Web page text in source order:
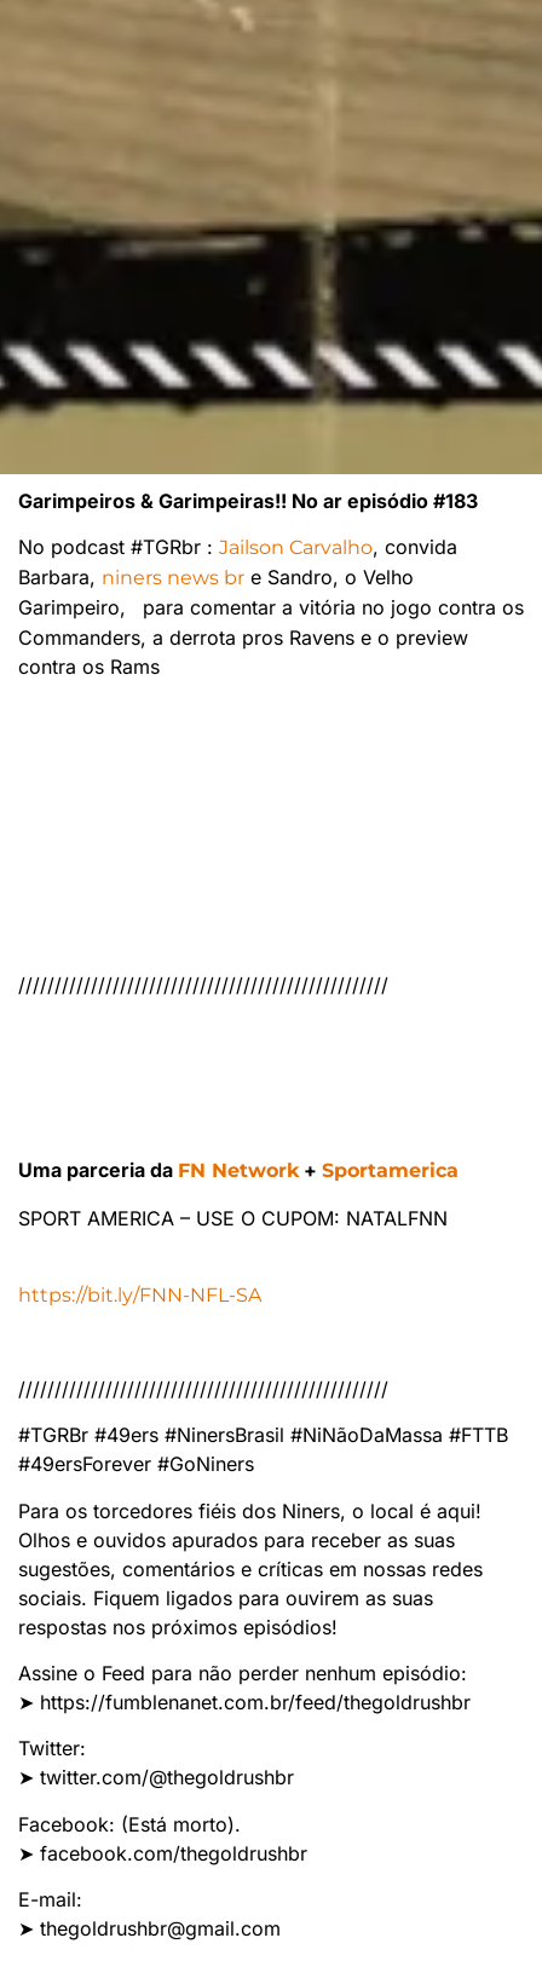
Garimpeiros & Garimpeiras!! No ar episódio #183
No podcast #TGRbr : Jailson Carvalho, convida
Barbara, niners news br e Sandro, o Velho
Garimpeiro,
para comentar a vitória no jogo contra os
Commanders, a derrota pros Ravens e o preview
contra os Rams
///////////////////////////////////////////////////
Uma parceria da FN Network+ Sportamerica
SPORT AMERICA – USE O CUPOM: NATALFNN
https://bit.ly/FNN-NFL-SA
///////////////////////////////////////////////////
#TGRBr #49ers #NinersBrasil #NiNãoDaMassa #FTTB
#49ersForever #GoNiners
Para os torcedores fiéis dos Niners, o local é aqui!
Olhos e ouvidos apurados para receber as suas
sugestões, comentários e críticas em nossas redes
sociais. Fiquem ligados para ouvirem as suas
respostas nos próximos episódios!
Assine o Feed para não perder nenhum episódio:
➤ https://fumblenanet.com.br/feed/thegoldrushbr
Twitter:
➤ twitter.com/@thegoldrushbr
Facebook: (Está morto).
➤ facebook.com/thegoldrushbr
E-mail:
➤ thegoldrushbr@gmail.com